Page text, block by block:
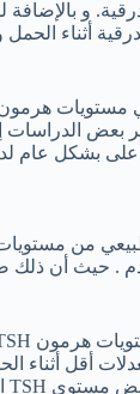
و بالإضافة
أثناء
بعض الدراسات
من
. حيث أن ذلك
أقل أثناء